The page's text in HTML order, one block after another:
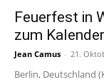
Feuerfest in
zum
Jean Camus - 21.
Berlin, Deutschland